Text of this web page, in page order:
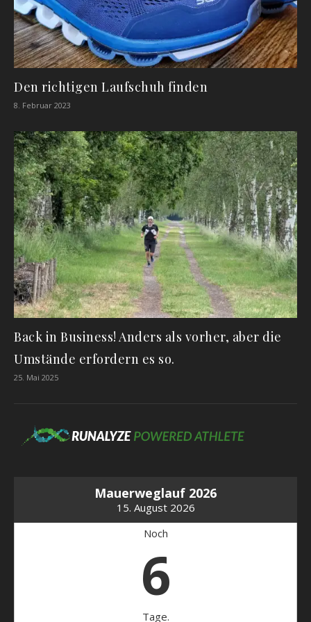
Den richtigen Laufschuh finden
8. Februar 2023
Back in Business! Anders als vorher, aber die
Umstände erfordern es so.
25. Mai 2025
Mauerweglauf 2026
15. August 2026
Noch
6
Tage.